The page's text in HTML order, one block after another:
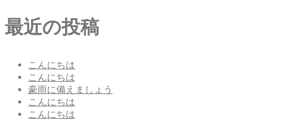
最近の投稿
こんにちは
こんにちは
豪雨に備えましょう
こんにちは
こんにちは